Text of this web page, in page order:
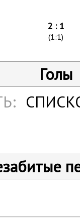
2 : 1
(1:1)
Голы